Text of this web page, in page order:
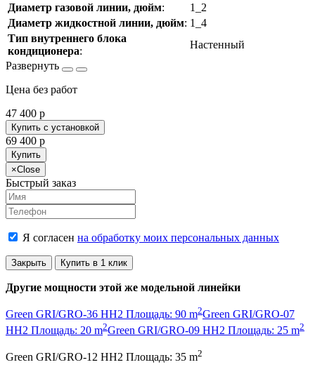
Диаметр газовой линии, дюйм:
1_2
Диаметр жидкостной линии, дюйм: 1_4
Тип внутреннего блока
кондиционера:
Настенный
Цена без работ
47 400 p
Купить с установкой
69 400 p
Купить
×Close
Быстрый заказ
Я согласен на обработку моих персональных данных
Закрыть Купить в 1 клик
Другие мощности этой же модельной линейки
Green GRI/GRO-36 HH2 Площадь: 90 m2Green GRI/GRO-07
HH2 Площадь: 20 m2Green GRI/GRO-09 HH2 Площадь: 25 m2
Green GRI/GRO-12 HH2 Площадь: 35 m2